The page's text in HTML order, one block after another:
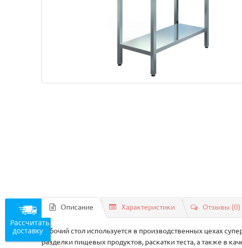
Описание Характеристики Отзывы (0)
Рабочий стол используется в производственных цехах
разделки пищевых продуктов, раскатки теста, а также в
Рассчитать
доставку